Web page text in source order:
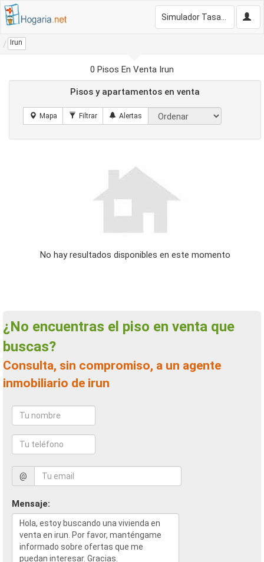
Irun
0 Pisos En Venta Irun
Pisos y apartamentos en venta
No hay resultados disponibles en este momento
¿No encuentras el piso en venta que
buscas?
Consulta, sin compromiso, a un agente
inmobiliario de irun
@
Mensaje: